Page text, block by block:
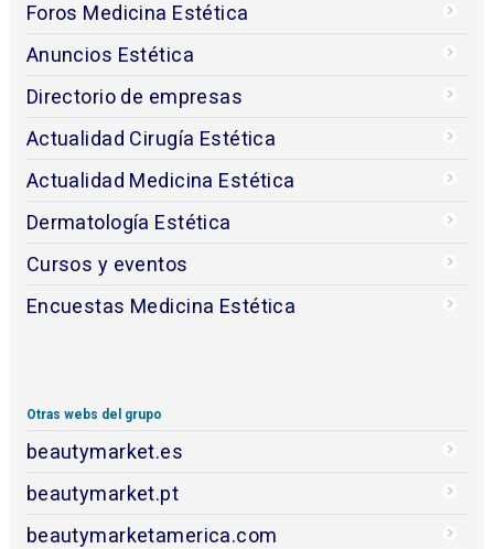
Foros Medicina Estética
Anuncios Estética
Directorio de empresas
Actualidad Cirugía Estética
Actualidad Medicina Estética
Dermatología Estética
Cursos y eventos
Encuestas Medicina Estética
Otras webs del grupo
beautymarket.es
beautymarket.pt
beautymarketamerica.com